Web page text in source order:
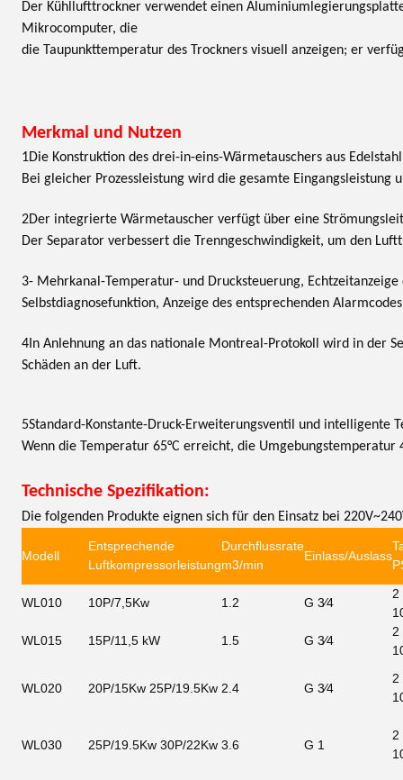
Der Kühllufttrockner verwendet einen
Mikrocomputer, die
die Taupunkttemperatur des Trockners visuell anzeigen; er
Merkmal und Nutzen
1Die Konstruktion des drei-in-eins-Wärmetauschers aus
Bei gleicher Prozessleistung wird die gesamte Eingangsleistung
2Der integrierte Wärmetauscher verfügt über eine
Der Separator verbessert die Trenngeschwindigkeit, um den
3- Mehrkanal-Temperatur- und Drucksteuerung,
Selbstdiagnosefunktion, Anzeige des entsprechenden
4In Anlehnung an das nationale Montreal-Protokoll wird in der
Schäden an der Luft.
5Standard-Konstante-Druck-Erweiterungsventil und
Wenn die Temperatur 65°C erreicht, die
Technische Spezifikation:
Die folgenden Produkte eignen sich für den Einsatz bei
Modell
Entsprechende
Luftkompressorleistung
Durchflussrate
m3/min
Einlass/Auslass
P
WL010 10P/7,5Kw 1.2 G 3⁄4
2
WL015
15P/11,5 kW 1.5 G 3⁄4
2
WL020 20P/15Kw 25P/19.5Kw 2.4 G 3⁄4
2
WL030 25P/19.5Kw 30P/22Kw 3.6 G 1
2